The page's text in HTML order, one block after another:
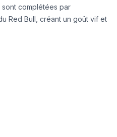
complétées par
Red Bull, créant un goût vif et